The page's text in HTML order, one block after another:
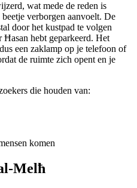
wat mede de reden is
verborgen aanvoelt. De
door het kustpad te volgen
hebt geparkeerd. Het
een zaklamp op je telefoon of
de ruimte zich opent en je
die houden van:
komen
Melħ